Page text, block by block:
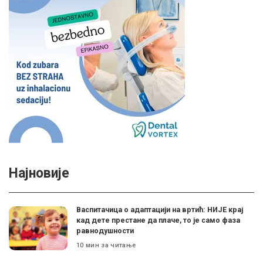
Најновије
Васпитачица о адаптацији на вртић: НИЈЕ крај
кад дете престане да плаче, то је само фаза
равнодушности
10 мин за читање